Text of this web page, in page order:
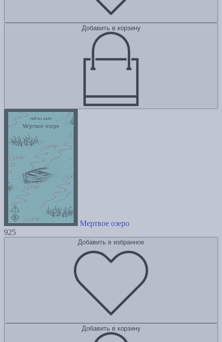
Добавить в корзину
Мертвое озеро
925
Добавить в избранное
Добавить в корзину